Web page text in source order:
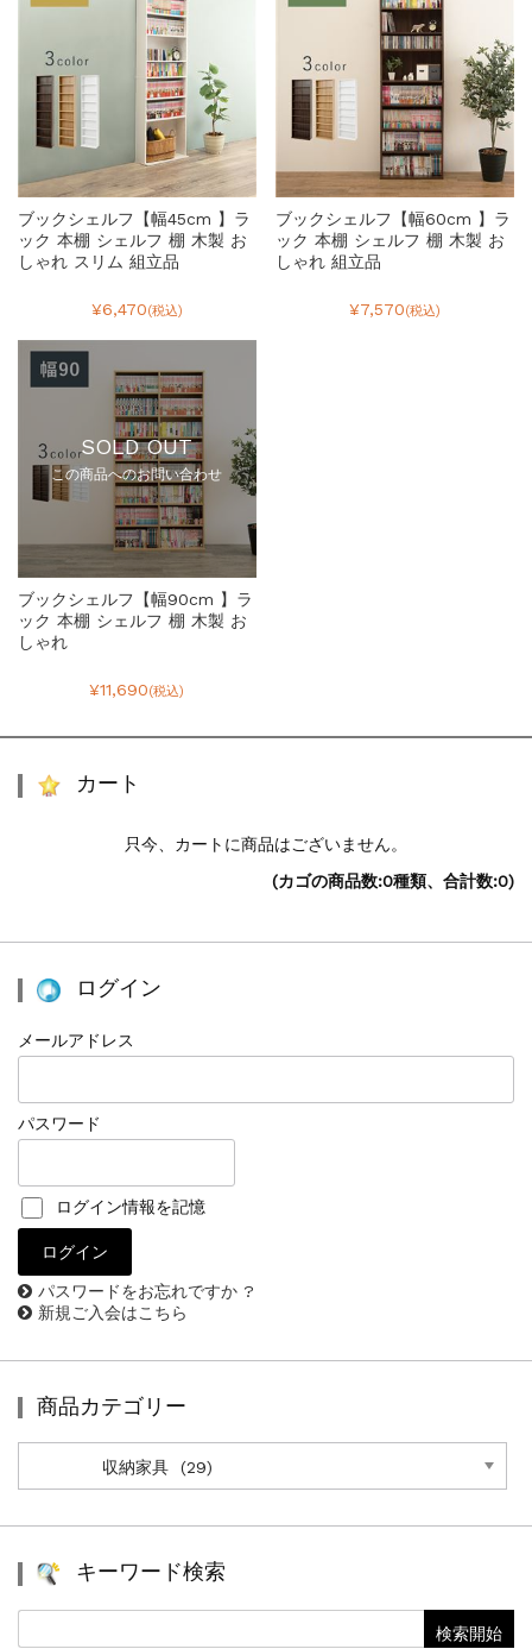
ブックシェルフ【幅45cm 】ラ
ック 本棚 シェルフ 棚 木製 お
しゃれ スリム 組立品
¥6,470(税込)
ブックシェルフ【幅60cm 】ラ
ック 本棚 シェルフ 棚 木製 お
しゃれ 組立品
¥7,570(税込)
SOLD OUT
この商品へのお問い合わせ
ブックシェルフ【幅90cm 】ラ
ック 本棚 シェルフ 棚 木製 お
しゃれ
¥11,690(税込)
カート
只今、カートに商品はございません。
(カゴの商品数:0種類、合計数:0)
ログイン
メールアドレス
パスワード
ログイン情報を記憶
パスワードをお忘れですか ?
新規ご入会はこちら
商品カテゴリー
商
カ
キーワード検索